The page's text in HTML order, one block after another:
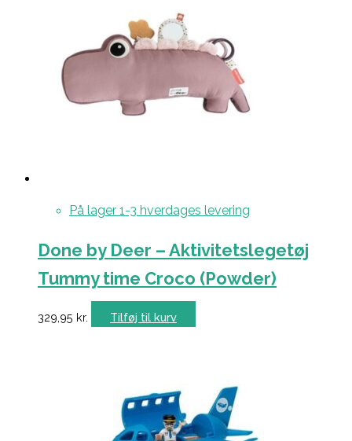
På lager 1-3 hverdages levering
Done by Deer – Aktivitetslegetøj
Tummy time Croco (Powder)
329,95 kr. Tilføj til kurv